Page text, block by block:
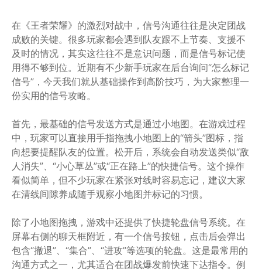
在《王者荣耀》的激烈对战中，信号沟通往往是决定团战
成败的关键。很多玩家都会遇到队友跟不上节奏、支援不
及时的情况，其实这往往不是意识问题，而是信号标记使
用得不够到位。近期有不少新手玩家在后台询问“怎么标记
信号”，今天我们就从基础操作到高阶技巧，为大家整理一
份实用的信号攻略。
首先，最基础的信号发送方式是通过小地图。在游戏过程
中，玩家可以直接用手指拖拽小地图上的“箭头”图标，指
向想要提醒队友的位置。松开后，系统会自动发送类似“敌
人消失”、“小心草丛”或“正在路上”的快捷信号。这个操作
看似简单，但不少玩家在紧张对线时容易忘记，建议大家
在清线间隙养成随手观察小地图并标记的习惯。
除了小地图拖拽，游戏中还提供了快捷轮盘信号系统。在
屏幕右侧的聊天框附近，有一个信号按钮，点击后会弹出
包含“撤退”、“集合”、“进攻”等选项的轮盘。这是最常用的
沟通方式之一，尤其适合在团战爆发前快速下达指令。例